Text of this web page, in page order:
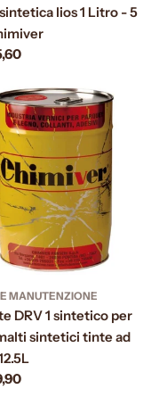
lios 1 Litro - 5
le opzioni
MANUTENZIONE
DRV 1 sintetico per
sintetici tinte ad